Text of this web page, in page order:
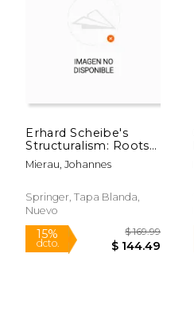
Erhard Scheibe's
Structuralism: Roots
and Prospects (en
Inglés)
Mierau, Johannes
Springer, Tapa Blanda,
Nuevo